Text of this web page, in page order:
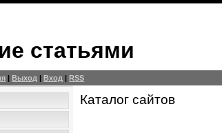
статьями
|Выход |Вход |RSS
Каталог сайтов